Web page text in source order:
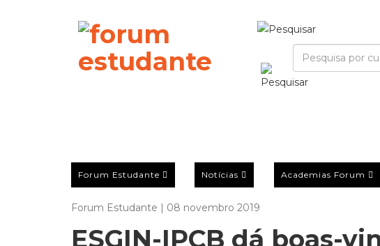
Forum Estudante Notícias Academias Forum
Forum Estudante | 08 novembro 2019
ESGIN-IPCB dá boas-